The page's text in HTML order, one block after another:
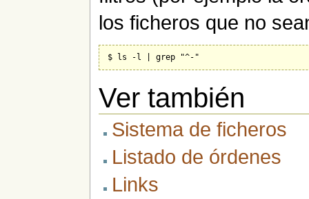
los ficheros que no
Ver también
Sistema de ficheros
Listado de órdenes
Links